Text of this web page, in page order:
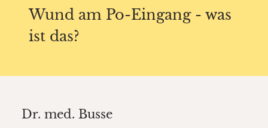
Wund am Po-Eingang - was
ist das?
Dr. med. Busse